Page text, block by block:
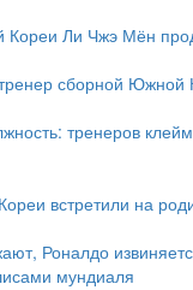
Ли Чжэ Мён
сборной Южной
тренеров
встретили на
Роналдо
мундиаля